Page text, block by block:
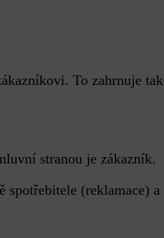
To zahrnuje
stranou je zákazník.
(reklamace) a